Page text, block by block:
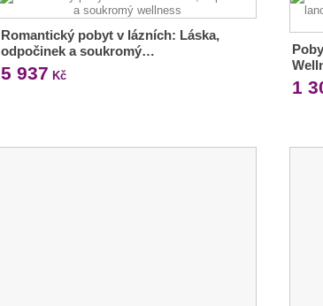
Romantický pobyt v lázních: Láska,
odpočinek a soukromý…
5 937 Kč
1